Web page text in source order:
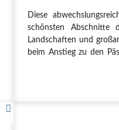
Diese
schönsten Abschnitte
Landschaften und
beim Anstieg zu den
Orte liegen auf Ihrem